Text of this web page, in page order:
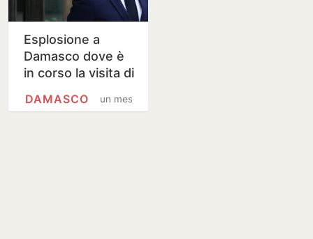
Esplosione a
Damasco dove è
in corso la visita di
un mese
DAMASCO